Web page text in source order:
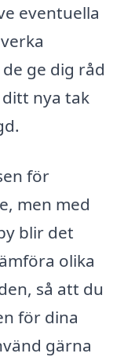
eventuella
ge dig råd
nya tak
för
men med
blir det
olika
så att du
för dina
gärna